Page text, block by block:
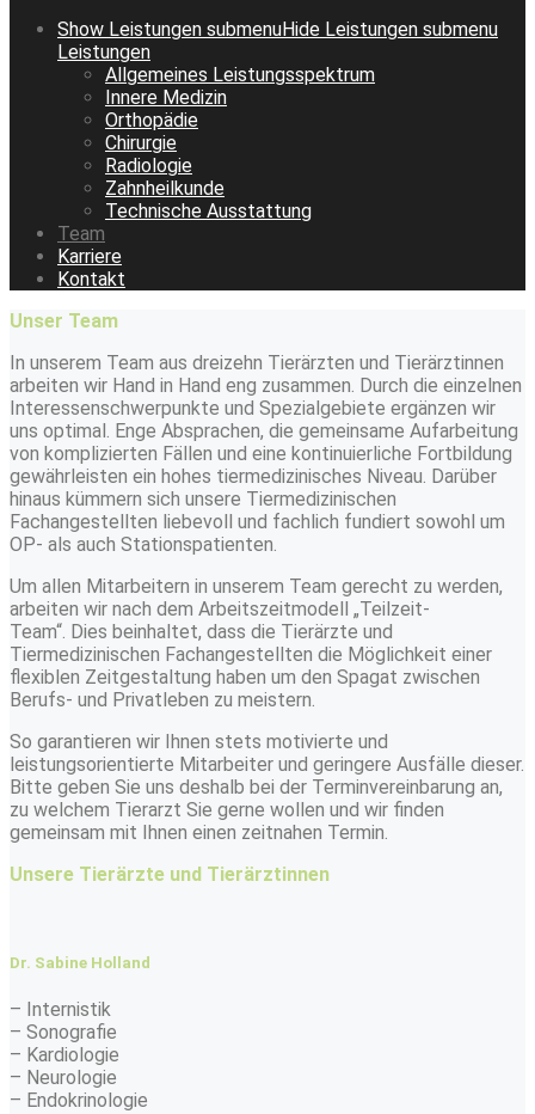
Show Leistungen submenuHide Leistungen submenu
Leistungen
Allgemeines Leistungsspektrum
Innere Medizin
Orthopädie
Chirurgie
Radiologie
Zahnheilkunde
Technische Ausstattung
Team
Karriere
Kontakt
Unser Team
In unserem Team aus dreizehn Tierärzten und Tierärztinnen
arbeiten wir Hand in Hand eng zusammen. Durch die einzelnen
Interessenschwerpunkte und Spezialgebiete ergänzen wir
uns optimal. Enge Absprachen, die gemeinsame Aufarbeitung
von komplizierten Fällen und eine kontinuierliche Fortbildung
gewährleisten ein hohes tiermedizinisches Niveau. Darüber
hinaus kümmern sich unsere Tiermedizinischen
Fachangestellten liebevoll und fachlich fundiert sowohl um
OP- als auch Stationspatienten.
Um allen Mitarbeitern in unserem Team gerecht zu werden,
arbeiten wir nach dem Arbeitszeitmodell „Teilzeit-
Team“. Dies beinhaltet, dass die Tierärzte und
Tiermedizinischen Fachangestellten die Möglichkeit einer
flexiblen Zeitgestaltung haben um den Spagat zwischen
Berufs- und Privatleben zu meistern.
So garantieren wir Ihnen stets motivierte und
leistungsorientierte Mitarbeiter und geringere Ausfälle dieser.
Bitte geben Sie uns deshalb bei der Terminvereinbarung an,
zu welchem Tierarzt Sie gerne wollen und wir finden
gemeinsam mit Ihnen einen zeitnahen Termin.
Unsere Tierärzte und Tierärztinnen
Dr. Sabine Holland
– Internistik
– Sonografie
– Kardiologie
– Neurologie
– Endokrinologie